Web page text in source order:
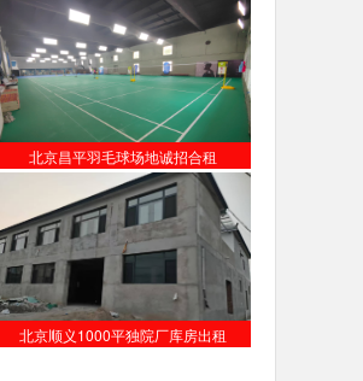
北京昌平羽毛球场地诚招合租
北京顺义1000平独院厂库房出租